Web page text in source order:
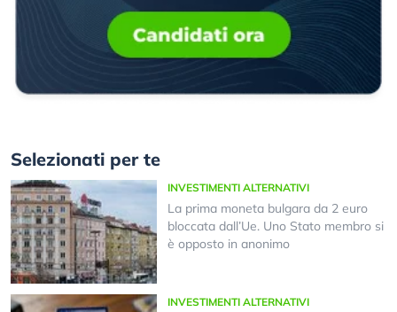
Selezionati per te
INVESTIMENTI ALTERNATIVI
La prima moneta bulgara da 2 euro
bloccata dall’Ue. Uno Stato membro si
è opposto in anonimo
INVESTIMENTI ALTERNATIVI